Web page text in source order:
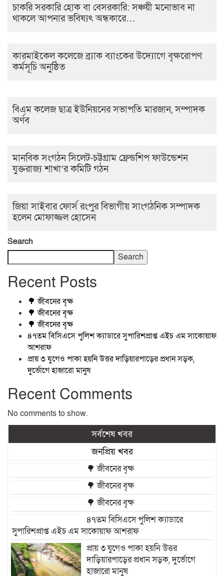
চাকরি সরকারি হোক বা বেসরকারি: সঞ্চয়ী মনোভাব না
থাকলে আপনার ভবিষ্যৎ অন্ধকারে…
কারমাইকেল কলেজে ব্র্যাক ব্যাংকের উদ্যোগে বৃক্ষরোপণ
কর্মসূচি অনুষ্ঠিত
বিএম কলেজ ছাত্র ইউনিয়নের সভাপতি মারজান, সম্পাদক
অর্ণব
মানবিক সংগঠন সিলেট-চট্টগ্রাম ফ্রেন্ডশিপ ফাউন্ডেশন
যুক্তরাজ্য শাখা’র কমিটি গঠন
জিয়া সাইবার ফোর্স রংপুর বিভাগীয় সাংগঠনিক সম্পাদক
হলেন মোফাজ্জল হোসেন
Search
Search
Recent Posts
🌳 জীবনের বৃক্ষ
🌳 জীবনের বৃক্ষ
🌳 জীবনের বৃক্ষ
৪৭তম বিসিএসে পুলিশ ক্যাডারে সুপারিশপ্রাপ্ত এইচ এম সাকোয়াফ
আশরাফ
প্রায় ৩ যুগেও পাকা হয়নি উত্তর দাড়িয়ারপাড়ের প্রধান সড়ক,
দুর্ভোগে হাজারো মানুষ
Recent Comments
No comments to show.
সর্বশেষ খবর
জনপ্রিয় খবর
🌳 জীবনের বৃক্ষ
🌳 জীবনের বৃক্ষ
🌳 জীবনের বৃক্ষ
৪৭তম বিসিএসে পুলিশ ক্যাডারে
সুপারিশপ্রাপ্ত এইচ এম সাকোয়াফ আশরাফ
প্রায় ৩ যুগেও পাকা হয়নি উত্তর
দাড়িয়ারপাড়ের প্রধান সড়ক, দুর্ভোগে
হাজারো মানুষ